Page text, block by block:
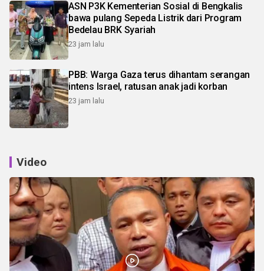
ASN P3K Kementerian Sosial di Bengkalis
bawa pulang Sepeda Listrik dari Program
Bedelau BRK Syariah
23 jam lalu
PBB: Warga Gaza terus dihantam serangan
intens Israel, ratusan anak jadi korban
23 jam lalu
Video